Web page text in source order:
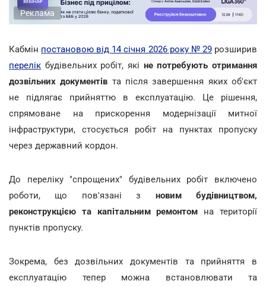
Реклама
Кабмін постановою від 14 січня 2026 року № 29розширив
перелік будівельних робіт, які не потребують отримання
дозвільних документів та після завершення яких об'єкт
не підлягає прийняттю в експлуатацію. Це рішення,
спрямоване на прискорення модернізації митної
інфраструктури, стосується робіт на пунктах пропуску
через державний кордон.
До переліку "спрощених" будівельних робіт включено
роботи, що пов'язані з новим будівництвом,
реконструкцією та капітальним ремонтом на території
пунктів пропуску.
Зокрема, без дозвільних документів та прийняття в
експлуатацію тепер можна встановлювати та